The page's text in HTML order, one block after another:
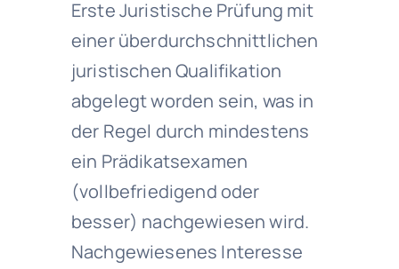
Erste Juristische Prüfung mit
einer überdurchschnittlichen
juristischen Qualifikation
abgelegt worden sein, was in
der Regel durch mindestens
ein Prädikatsexamen
(vollbefriedigend oder
besser) nachgewiesen wird.
Nachgewiesenes Interesse